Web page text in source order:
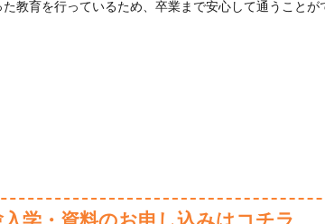
教育を行っているため、卒業まで安心して通うことが